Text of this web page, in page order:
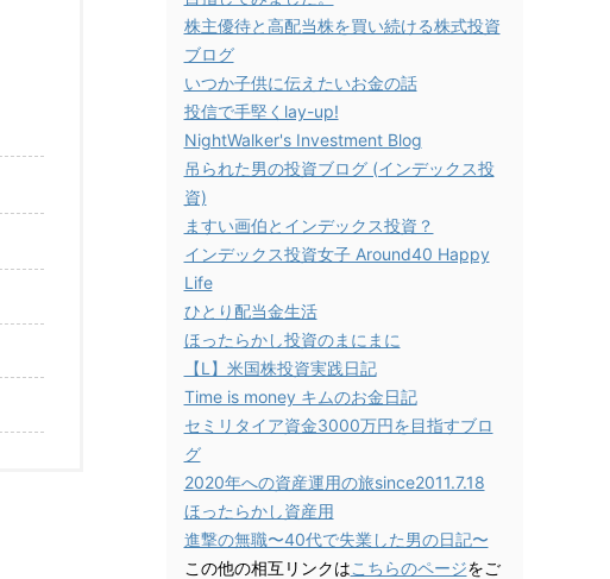
株主優待と高配当株を買い続ける株式投資
ブログ
いつか子供に伝えたいお金の話
投信で手堅くlay-up!
NightWalker's Investment Blog
吊られた男の投資ブログ (インデックス投
資)
ますい画伯とインデックス投資？
インデックス投資女子 Around40 Happy
Life
ひとり配当金生活
ほったらかし投資のまにまに
【L】米国株投資実践日記
Time is money キムのお金日記
セミリタイア資金3000万円を目指すブロ
グ
2020年への資産運用の旅since2011.7.18
ほったらかし資産用
進撃の無職〜40代で失業した男の日記〜
この他の相互リンクはこちらのページをご